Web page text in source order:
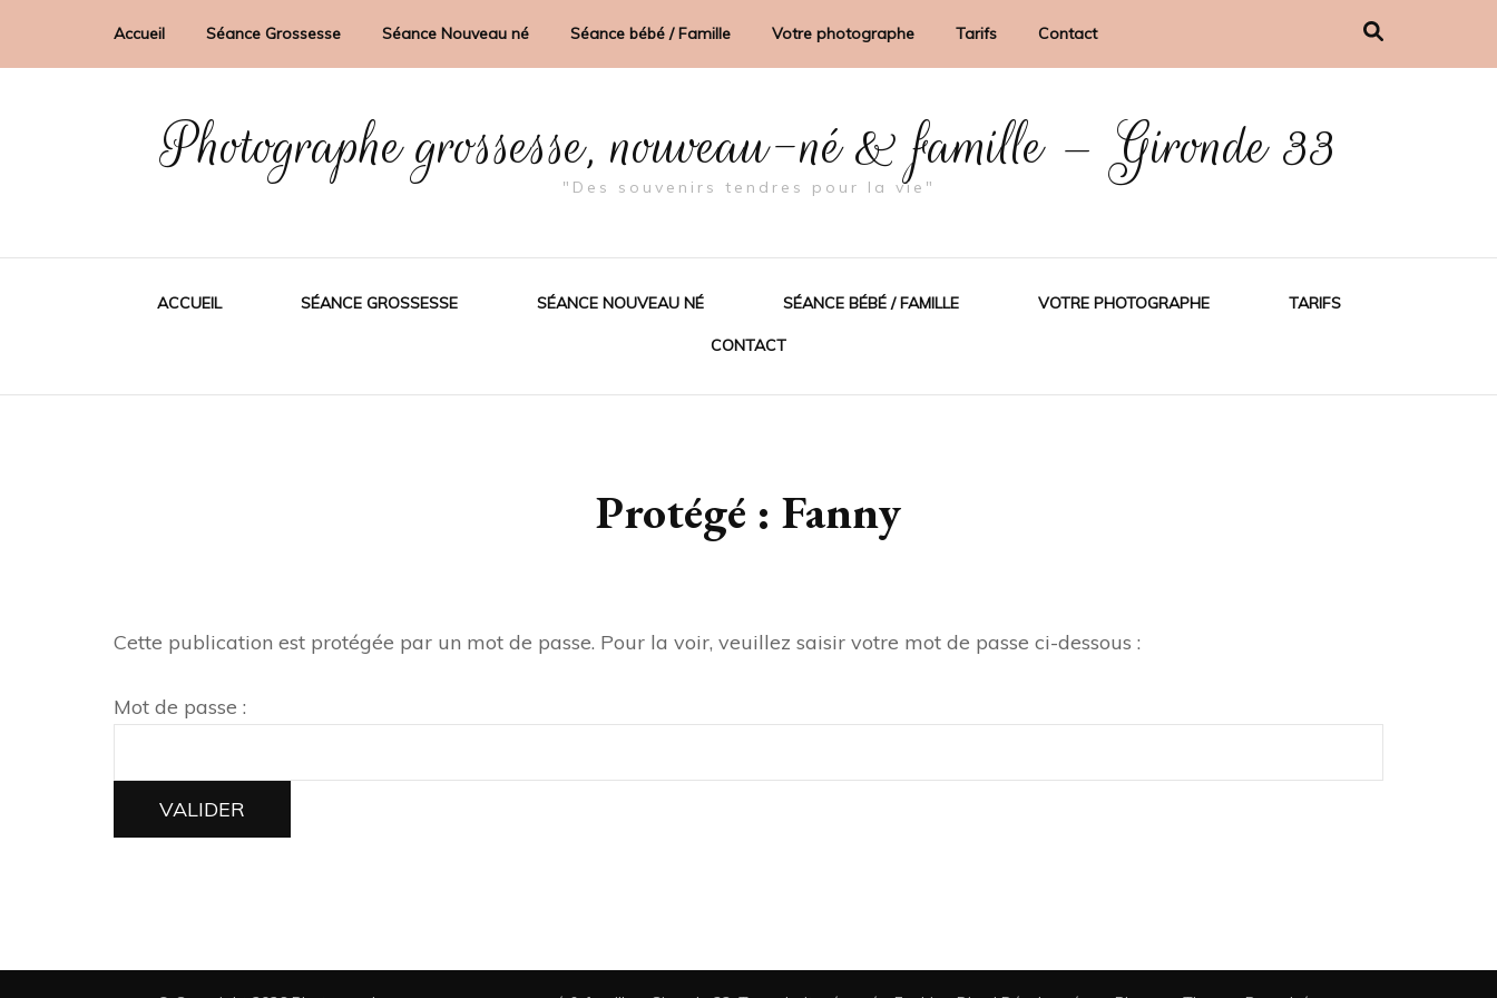
Accueil Séance Grossesse Séance Nouveau né Séance bébé / Famille Votre photographe Tarifs Contact
Photographe grossesse, nouveau-né & famille – Gironde 33
"Des souvenirs tendres pour la vie"
ACCUEIL SÉANCE GROSSESSE SÉANCE NOUVEAU NÉ SÉANCE BÉBÉ / FAMILLE VOTRE PHOTOGRAPHE TARIFS
CONTACT
Protégé : Fanny
Cette publication est protégée par un mot de passe. Pour la voir, veuillez saisir votre mot de passe ci-dessous :
Mot de passe :